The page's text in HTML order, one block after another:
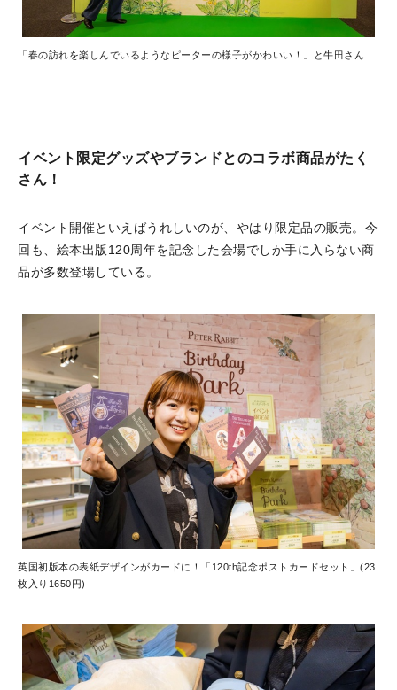
「春の訪れを楽しんでいるようなピーターの様子がかわいい！」と牛田さん
イベント限定グッズやブランドとのコラボ商品がたく
さん！
イベント開催といえばうれしいのが、やはり限定品の販売。今
回も、絵本出版120周年を記念した会場でしか手に入らない商
品が多数登場している。
英国初版本の表紙デザインがカードに！「120th記念ポストカードセット」(23
枚入り1650円)